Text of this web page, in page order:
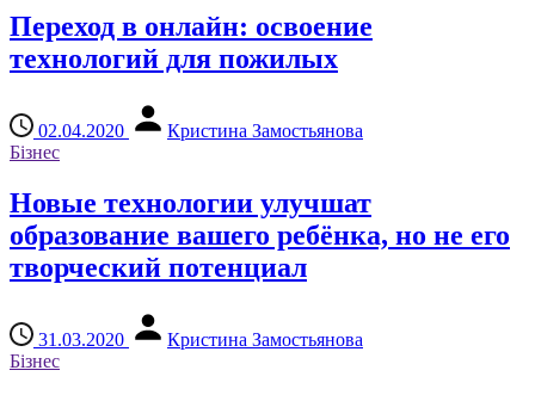
Переход в онлайн: освоение
технологий для пожилых
02.04.2020
Кристина Замостьянова
Бізнес
Новые технологии улучшат
образование вашего ребёнка, но не его
творческий потенциал
31.03.2020
Кристина Замостьянова
Бізнес